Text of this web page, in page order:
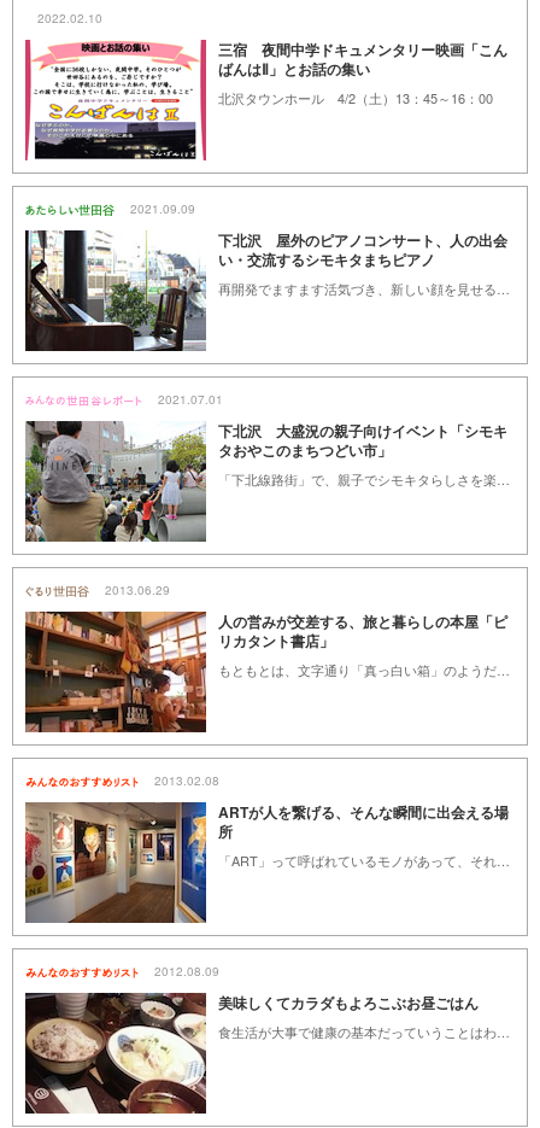
2022.02.10
三宿 夜間中学ドキュメンタリー映画「こん
ばんはⅡ」とお話の集い
北沢タウンホール 4/2（土）13：45～16：00
2021.09.09
下北沢 屋外のピアノコンサート、人の出会
い・交流するシモキタまちピアノ
2021.07.01
下北沢 大盛況の親子向けイベント「シモキ
タおやこのまちつどい市」
2013.06.29
人の営みが交差する、旅と暮らしの本屋「ピ
リカタント書店」
2013.02.08
ARTが人を繋げる、そんな瞬間に出会える場
所
2012.08.09
美味しくてカラダもよろこぶお昼ごはん